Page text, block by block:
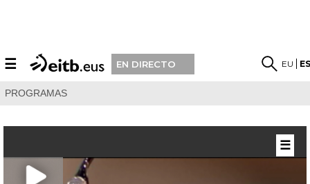
☰ EN DIRECTO EU
PROGRAMAS
☰